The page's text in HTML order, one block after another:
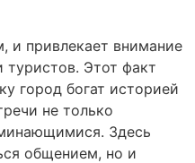
и привлекает внимание
туристов. Этот факт
город богат историей
не только
Здесь
общением, но и